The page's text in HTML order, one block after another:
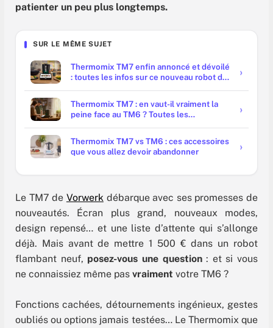
patienter un peu plus longtemps.
SUR LE MÊME SUJET
Thermomix TM7 enfin annoncé et dévoilé
: toutes les infos sur ce nouveau robot de
Thermomix TM7 : en vaut-il vraiment la
peine face au TM6 ? Toutes les
Thermomix TM7 vs TM6 : ces accessoires
que vous allez devoir abandonner
Le TM7 de Vorwerkdébarque avec ses promesses de
nouveautés. Écran plus grand, nouveaux modes,
design repensé… et une liste d’attente qui s’allonge
déjà. Mais avant de mettre 1 500 € dans un robot
flambant neuf, posez-vous une question: et si vous
ne connaissiez même pas vraiment votre TM6 ?
Fonctions cachées, détournements ingénieux, gestes
oubliés ou options jamais testées… Le Thermomix que